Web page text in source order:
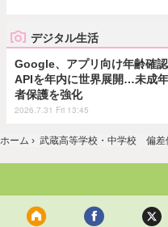
デジタル生活
Google、アプリ向け年齢確認
APIを年内に世界展開…未成年
者保護を強化
2026.7.31 Fri 13:45
ホーム › 武蔵高等学校・中学校 偏差